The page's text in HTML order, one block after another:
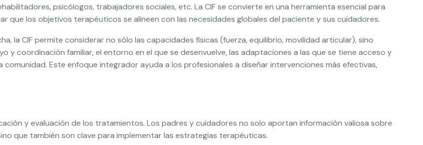
psicólogos, trabajadores sociales, etc. La CIF se convierte en una herramienta esencial para
que los objetivos terapéuticos se alineen con las necesidades globales del paciente y sus cuidadores.
la CIF permite considerar no sólo las capacidades físicas (fuerza, equilibrio, movilidad articular), sino
y coordinación familiar, el entorno en el que se desenvuelve, las adaptaciones a las que se tiene acceso y
Este enfoque integrador ayuda a los profesionales a diseñar intervenciones más efectivas,
y evaluación de los tratamientos. Los padres y cuidadores no solo aportan información valiosa sobre
que también son clave para implementar las estrategias terapéuticas.